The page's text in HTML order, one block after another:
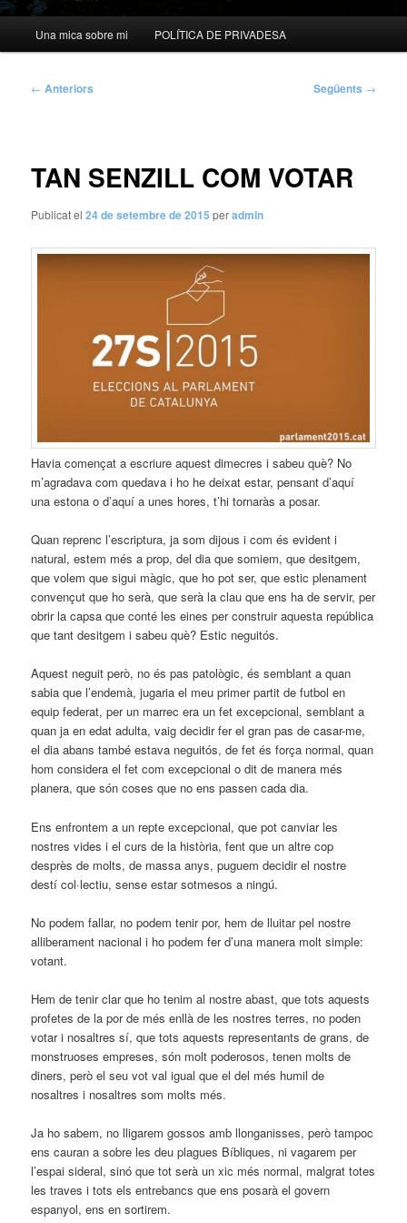
Una mica sobre mi POLÍTICA DE PRIVADESA
Navegació
← Anteriors Següents →
TAN SENZILL COM VOTAR
Publicat el24 de setembre de 2015 peradmin
Havia començat a escriure aquest dimecres i sabeu què? No
m’agradava com quedava i ho he deixat estar, pensant d’aquí
una estona o d’aquí a unes hores, t’hi tornaràs a posar.
Quan reprenc l’escriptura, ja som dijous i com és evident i
natural, estem més a prop, del dia que somiem, que desitgem,
que volem que sigui màgic, que ho pot ser, que estic plenament
convençut que ho serà, que serà la clau que ens ha de servir, per
obrir la capsa que conté les eines per construir aquesta república
que tant desitgem i sabeu què? Estic neguitós.
Aquest neguit però, no és pas patològic, és semblant a quan
sabia que l’endemà, jugaria el meu primer partit de futbol en
equip federat, per un marrec era un fet excepcional, semblant a
quan ja en edat adulta, vaig decidir fer el gran pas de casar-me,
el dia abans també estava neguitós, de fet és força normal, quan
hom considera el fet com excepcional o dit de manera més
planera, que són coses que no ens passen cada dia.
Ens enfrontem a un repte excepcional, que pot canviar les
nostres vides i el curs de la història, fent que un altre cop
desprès de molts, de massa anys, puguem decidir el nostre
destí col·lectiu, sense estar sotmesos a ningú.
No podem fallar, no podem tenir por, hem de lluitar pel nostre
alliberament nacional i ho podem fer d’una manera molt simple:
votant.
Hem de tenir clar que ho tenim al nostre abast, que tots aquests
profetes de la por de més enllà de les nostres terres, no poden
votar i nosaltres sí, que tots aquests representants de grans, de
monstruoses empreses, són molt poderosos, tenen molts de
diners, però el seu vot val igual que el del més humil de
nosaltres i nosaltres som molts més.
Ja ho sabem, no lligarem gossos amb llonganisses, però tampoc
ens cauran a sobre les deu plagues Bíbliques, ni vagarem per
l’espai sideral, sinó que tot serà un xic més normal, malgrat totes
les traves i tots els entrebancs que ens posarà el govern
espanyol, ens en sortirem.